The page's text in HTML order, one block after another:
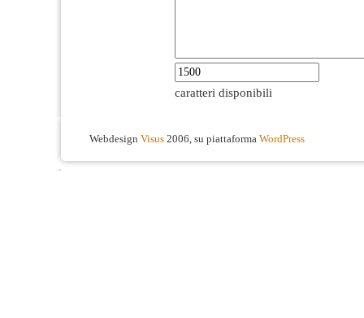
caratteri disponibili
Webdesign Visus 2006, su piattaforma WordPress